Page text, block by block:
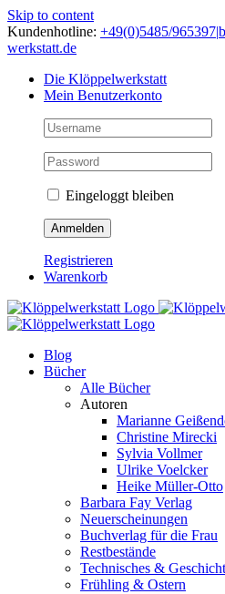
Skip to content
Kundenhotline: +49(0)5485/965397|
werkstatt.de
Die Klöppelwerkstatt
Mein Benutzerkonto
Eingeloggt bleiben
Registrieren
Warenkorb
Blog
Bücher
Alle Bücher
Autoren
Marianne
Christine Mirecki
Sylvia Vollmer
Ulrike Voelcker
Heike Müller-Otto
Barbara Fay Verlag
Neuerscheinungen
Buchverlag für die Frau
Restbestände
Technisches &
Frühling & Ostern